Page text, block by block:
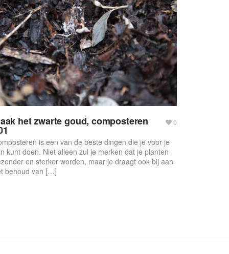
het zwarte goud, composteren
is een van de beste dingen die je voor je
kunt doen. Niet alleen zul je merken dat je planten
en sterker worden, maar je draagt ook bij aan
behoud van […]
0